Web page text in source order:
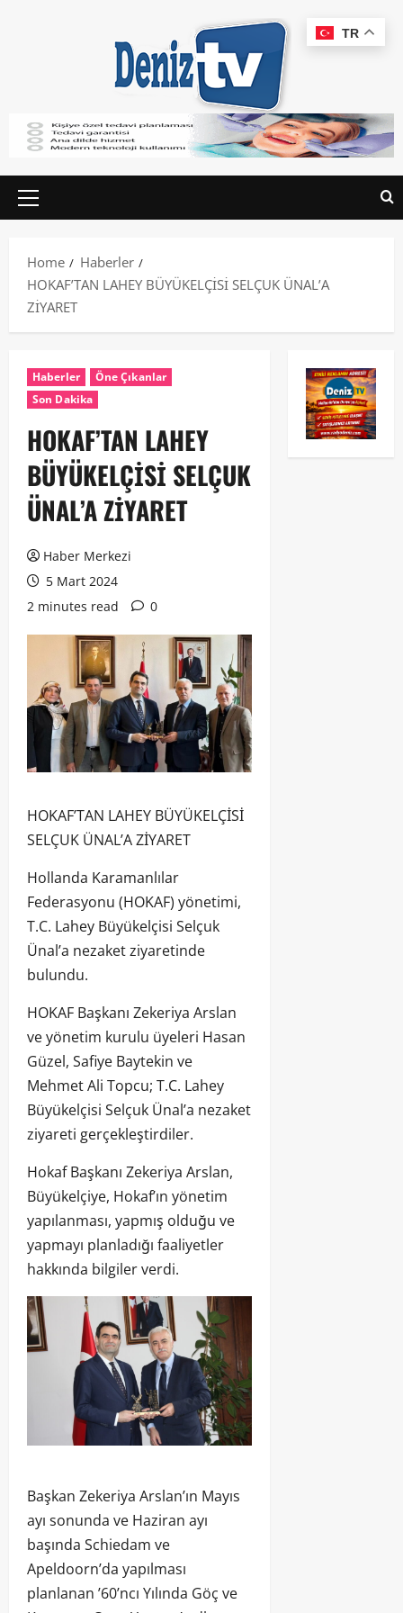
Home
Haberler
HOKAF’TAN LAHEY BÜYÜKELÇİSİ SELÇUK ÜNAL’A
ZİYARET
Haberler
Öne Çıkanlar
Son Dakika
HOKAF’TAN LAHEY
BÜYÜKELÇİSİ SELÇUK
ÜNAL’A ZİYARET
Haber Merkezi
5 Mart 2024
2 minutes read
0
HOKAF’TAN LAHEY BÜYÜKELÇİSİ
SELÇUK ÜNAL’A ZİYARET
Hollanda Karamanlılar
Federasyonu (HOKAF) yönetimi,
T.C. Lahey Büyükelçisi Selçuk
Ünal’a nezaket ziyaretinde
bulundu.
HOKAF Başkanı Zekeriya Arslan
ve yönetim kurulu üyeleri Hasan
Güzel, Safiye Baytekin ve
Mehmet Ali Topcu; T.C. Lahey
Büyükelçisi Selçuk Ünal’a nezaket
ziyareti gerçekleştirdiler.
Hokaf Başkanı Zekeriya Arslan,
Büyükelçiye, Hokaf’ın yönetim
yapılanması, yapmış olduğu ve
yapmayı planladığı faaliyetler
hakkında bilgiler verdi.
Başkan Zekeriya Arslan’ın Mayıs
ayı sonunda ve Haziran ayı
başında Schiedam ve
Apeldoorn’da yapılması
planlanan ’60’ncı Yılında Göç ve
TR